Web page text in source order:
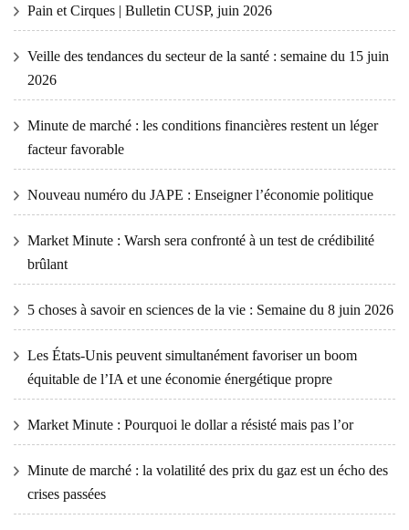
Pain et Cirques | Bulletin CUSP, juin 2026
Veille des tendances du secteur de la santé : semaine du 15 juin
2026
Minute de marché : les conditions financières restent un léger
facteur favorable
Nouveau numéro du JAPE : Enseigner l’économie politique
Market Minute : Warsh sera confronté à un test de crédibilité
brûlant
5 choses à savoir en sciences de la vie : Semaine du 8 juin 2026
Les États-Unis peuvent simultanément favoriser un boom
équitable de l’IA et une économie énergétique propre
Market Minute : Pourquoi le dollar a résisté mais pas l’or
Minute de marché : la volatilité des prix du gaz est un écho des
crises passées